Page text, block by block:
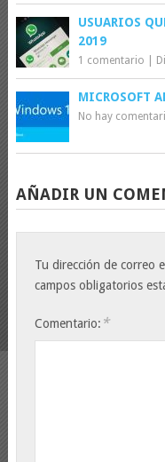
USUARIOS
2019
1 comentario
MICROSOFT
No hay
AÑADIR UN
Tu dirección de correo
campos obligatorios
Comentario: *